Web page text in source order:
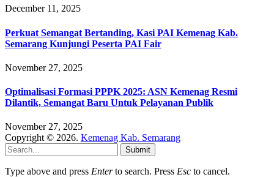
December 11, 2025
Perkuat Semangat Bertanding, Kasi PAI Kemenag Kab.
Semarang Kunjungi Peserta PAI Fair
November 27, 2025
Optimalisasi Formasi PPPK 2025: ASN Kemenag Resmi
Dilantik, Semangat Baru Untuk Pelayanan Publik
November 27, 2025
Copyright © 2026. Kemenag Kab. Semarang
Submit
Type above and press Enterto search. Press Esc to cancel.